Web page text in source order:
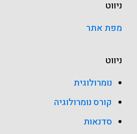
ניווט
מפת אתר
ניווט
נומרולוגית
קורס נומרולוגיה
סדנאות